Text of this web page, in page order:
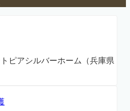
ピアシルバーホーム（兵庫県